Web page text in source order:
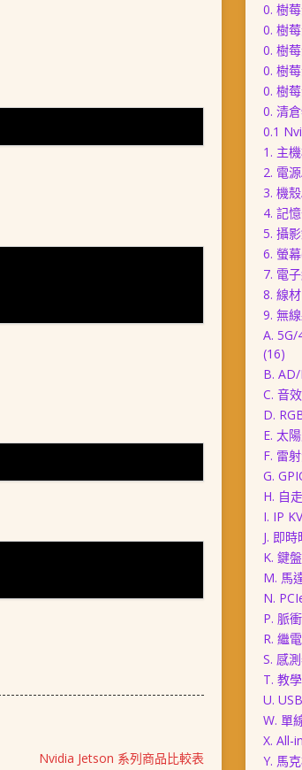
Nvidia Jetson 系列商品比較表
0. 樹
0. 樹
0. 樹
0. 樹
0. 樹
0. 清
0.1
1. 主
2. 電
3. 機
4. 記
5. 攝
6. 螢
7. 電
8. 線材
9. 無
A.
(16)
B.
C. 音
D.
E. 太
F. 雷
G.
H. 自
I. IP
J. 即
K. 鍵
M. 馬
N.
P. 脈
R. 繼
S. 感
T. 教學
U.
W. 單
X. All-
Y. 馬